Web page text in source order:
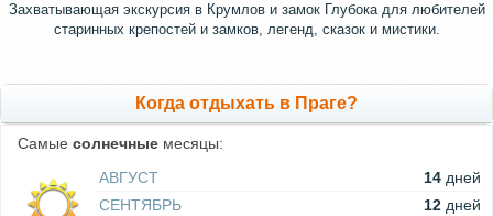
Захватывающая экскурсия в Крумлов и замок Глубока для любителей
старинных крепостей и замков, легенд, сказок и мистики.
Когда отдыхать в Праге?
Самые солнечные месяцы:
АВГУСТ
14 дней
СЕНТЯБРЬ
12 дней